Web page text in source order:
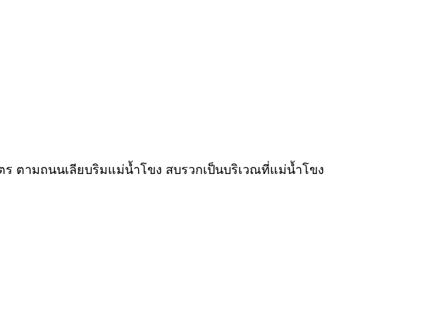
ตามถนนเลียบริมแม่น้ำโขง สบรวกเป็นบริเวณที่แม่น้ำโขง